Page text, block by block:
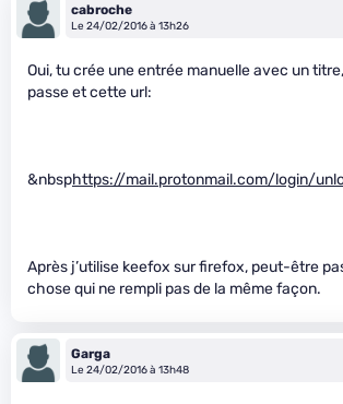
cabroche
Le 24/02/2016 à 13h26
Oui, tu crée une entrée manuelle avec un
passe et cette url:
&nbsphttps://mail.protonmail.com/login/
Après j’utilise keefox sur firefox, peut-être
chose qui ne rempli pas de la même façon.
Garga
Le 24/02/2016 à 13h48